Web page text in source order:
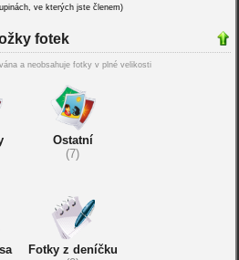
ve kterých jste členem)
fotek
a neobsahuje fotky v plné velikosti
Ostatní
(7)
Fotky z deníčku